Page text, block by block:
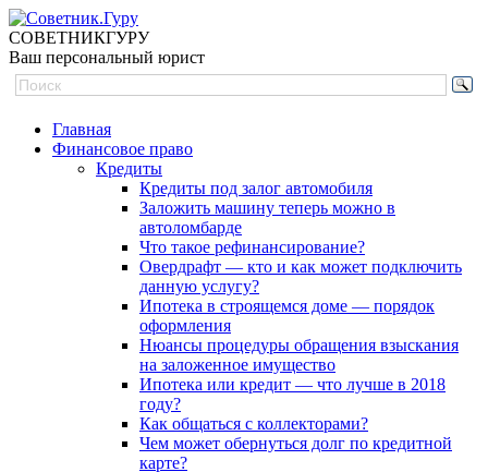
СОВЕТНИКГУРУ
Ваш персональный юрист
Главная
Финансовое право
Кредиты
Кредиты под залог автомобиля
Заложить машину теперь можно в
автоломбарде
Что такое рефинансирование?
Овердрафт — кто и как может подключить
данную услугу?
Ипотека в строящемся доме — порядок
оформления
Нюансы процедуры обращения взыскания
на заложенное имущество
Ипотека или кредит — что лучше в 2018
году?
Как общаться с коллекторами?
Чем может обернуться долг по кредитной
карте?